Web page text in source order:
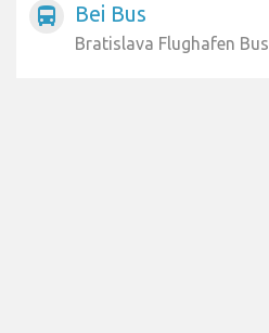
directions_bus Bei Bus
Bratislava Flughafen Bus